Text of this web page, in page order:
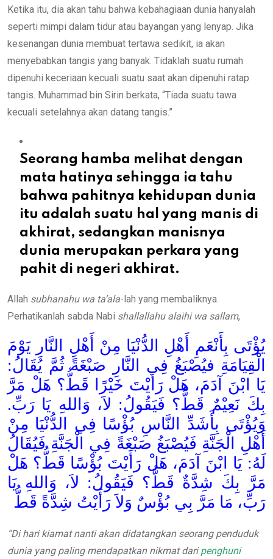
Ketika itu, dia akan tahu bahwa kebahagiaan dunia hanyalah
seperti mimpi dalam tidur atau bayangan yang lenyap. Jika
kesenangan dunia membuat tertawa sedikit, ia akan
menyebabkan tangis yang banyak. Tidaklah suatu rumah
dipenuhi keceriaan kecuali suatu saat akan dipenuhi ratap
tangis. Muhammad bin Sirin berkata, “Tiada suatu tawa
kecuali setelahnya akan datang tangis.”
Seorang hamba melihat dengan
mata hatinya sehingga ia tahu
bahwa pahitnya kehidupan dunia
itu adalah suatu hal yang manis di
akhirat, sedangkan manisnya
dunia merupakan perkara yang
pahit di negeri akhirat.
Allah subhanahu wa ta’ala-lah yang membaliknya.
Perhatikanlah sabda Nabi shallallahu alaihi wa sallam,
يُؤْتَى بِأَنْعَمِ أَهْلِ الدُّنْيَا مِنْ أَهْلِ النَّارِ يَوْمَ
الْقِيَامَةِ فيُصْبَغُ فِي النَّارِ صَبْغَةً ثُمَّ يُقَالُ:
يَا ابْنَ آدَمَ، هَلْ رَأَيْتَ خَيْرًا قَطُّ؟ هَلْ مَرَّ
بِكَ نَعِيْمٌ قَطُّ؟ فَيَقُولُ: لاَ، وَاللهِ يَا رَبِّ.
وَيُؤْتَى بِأَشَدِّ النَّاسِ بُؤْسًا فِي الدُّنْيَا مِنْ
أَهْلِ الْجَنَّةِ فَيُصْبَغُ صَبْغَةً فِي الْجَنَّةِ فَيُقَالُ
لَهُ: يَا ابْنَ آدَمَ، هَلْ رَأَيْتَ بُؤْسًا قَطُّ؟ هَلْ
مَرَّ بِكَ شِدَّةٌ قَطُّ؟ فَيَقُولُ: لاَ، وَاللهِ يَا
رَبِّ، مَا مَرَّ بِي بُؤْسٌ وَلاَ رَأَيْتُ شِدَّةً قَطُّ
“Di hari kiamat nanti akan didatangkan seorang penduduk
dunia yang paling mendapatkan nikmat daripenghuni